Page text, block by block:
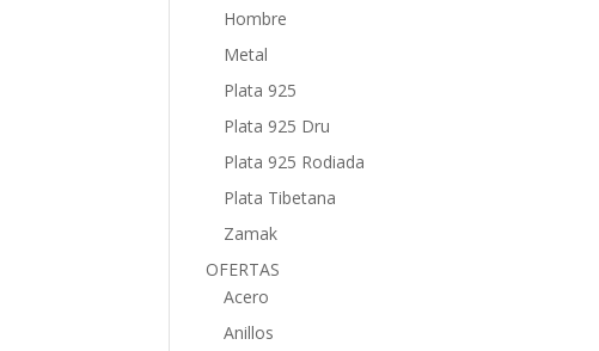
Hombre
Metal
Plata 925
Plata 925 Dru
Plata 925 Rodiada
Plata Tibetana
Zamak
OFERTAS
Acero
Anillos